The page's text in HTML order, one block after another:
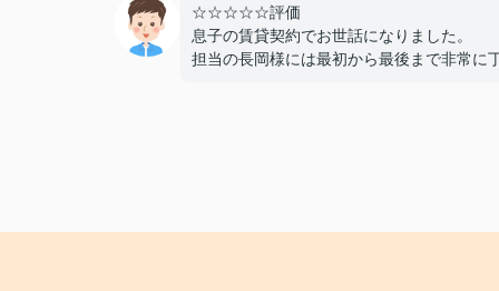
☆☆☆☆☆評価
息子の賃貸契約でお世話になりました。
担当の長岡様には最初から最後まで非常に